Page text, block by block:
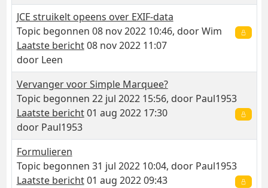
JCE struikelt opeens over EXIF-data
Topic begonnen 08 nov 2022 10:46, doorWim
Laatste bericht08 nov 2022 11:07
door Leen
Vervanger voor Simple Marquee?
Topic begonnen 22 jul 2022 15:56, door Paul1953
Laatste bericht01 aug 2022 17:30
door Paul1953
Formulieren
Topic begonnen 31 jul 2022 10:04, door Paul1953
Laatste bericht01 aug 2022 09:43